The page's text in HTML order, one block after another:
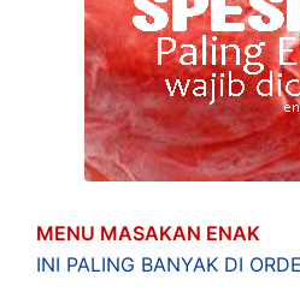
MENU MASAKAN ENAK
INI PALING BANYAK DI